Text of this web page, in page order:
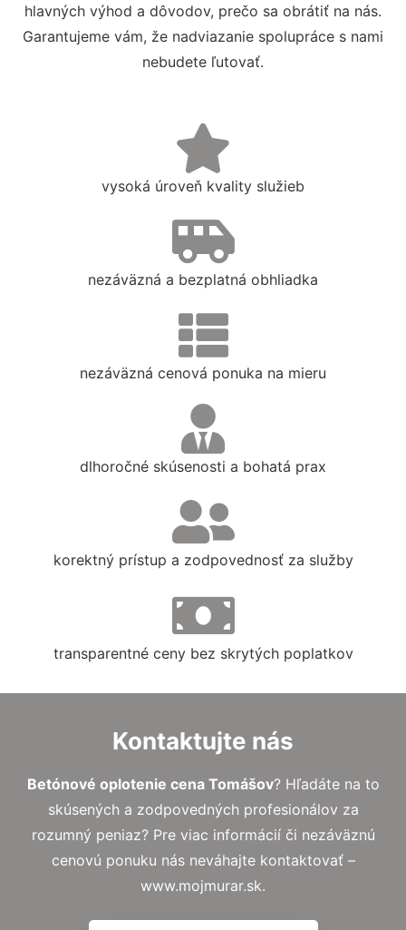
hlavných výhod a dôvodov, prečo sa obrátiť na nás.
Garantujeme vám, že nadviazanie spolupráce s nami
nebudete ľutovať.
vysoká úroveň kvality služieb
nezáväzná a bezplatná obhliadka
nezáväzná cenová ponuka na mieru
dlhoročné skúsenosti a bohatá prax
korektný prístup a zodpovednosť za služby
transparentné ceny bez skrytých poplatkov
Kontaktujte nás
Betónové oplotenie cena Tomášov? Hľadáte na to
skúsených a zodpovedných profesionálov za
rozumný peniaz? Pre viac informácií či nezáväznú
cenovú ponuku nás neváhajte kontaktovať –
www.mojmurar.sk.